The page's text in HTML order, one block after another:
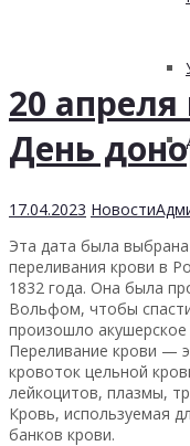
20
День
17.04.2023 Новости
Эта дата была
переливания крови в
1832 года. Она была
Вольфом, чтобы
произошло акушерское
Переливание крови —
кровоток цельной
лейкоцитов, плазмы,
Кровь, используемая
банков крови.